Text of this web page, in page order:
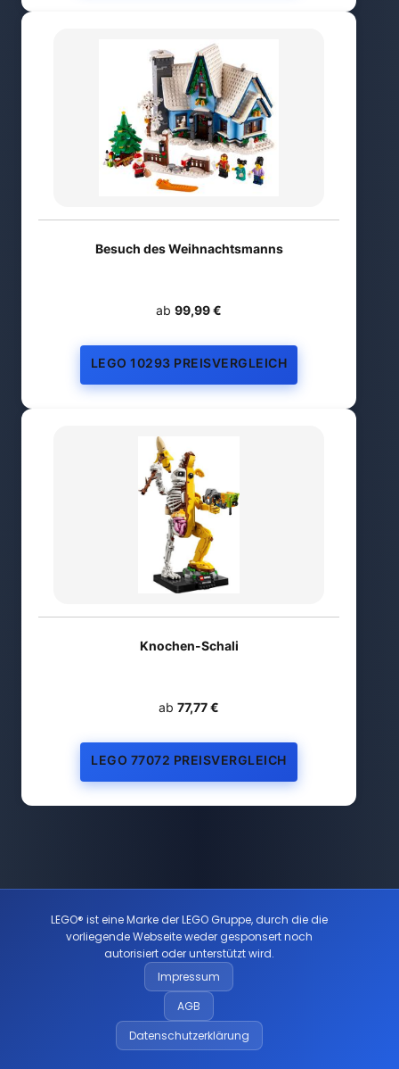
Besuch des Weihnachtsmanns
ab 99,99 €
LEGO 10293 PREISVERGLEICH
Knochen-Schali
ab 77,77 €
LEGO 77072 PREISVERGLEICH
LEGO® ist eine Marke der LEGO Gruppe, durch die die
vorliegende Webseite weder gesponsert noch
autorisiert oder unterstützt wird.
Impressum
AGB
Datenschutzerklärung